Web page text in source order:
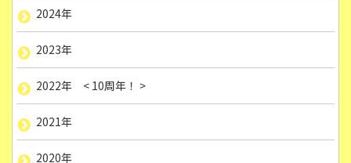
2024年
2023年
2022年 < 10周年！ >
2021年
2020年